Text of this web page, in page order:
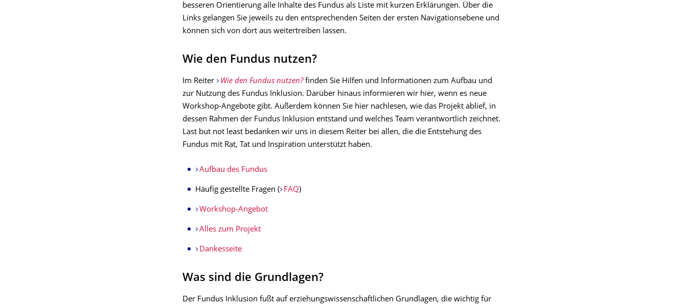
besseren Orientierung alle Inhalte des Fundus als Liste mit kurzen Erklärungen. Über die
Links gelangen Sie jeweils zu den entsprechenden Seiten der ersten Navigationsebene und
können sich von dort aus weitertreiben lassen.
Wie den Fundus nutzen?
Im Reiter Wie den Fundus nutzen?finden Sie Hilfen und Informationen zum Aufbau und
zur Nutzung des Fundus Inklusion. Darüber hinaus informieren wir hier, wenn es neue
Workshop-Angebote gibt. Außerdem können Sie hier nachlesen, wie das Projekt ablief, in
dessen Rahmen der Fundus Inklusion entstand und welches Team verantwortlich zeichnet.
Last but not least bedanken wir uns in diesem Reiter bei allen, die die Entstehung des
Fundus mit Rat, Tat und Inspiration unterstützt haben.
Aufbau des Fundus
Häufig gestellte Fragen ( FAQ)
Workshop-Angebot
Alles zum Projekt
Dankesseite
Was sind die Grundlagen?
Der Fundus Inklusion fußt auf erziehungswissenschaftlichen Grundlagen, die wichtig für